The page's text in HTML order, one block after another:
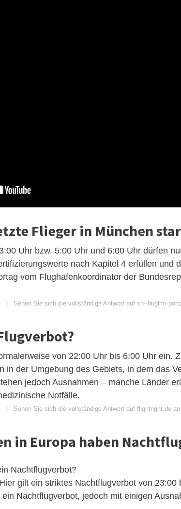
Flieger in München
Uhr bzw. 5:00 Uhr und 6:00 Uhr dürfen
nach Kapitel 4 erfüllen und
vom Flughafenkoordinator der
| Sehen Sie sich die vollständige Antwort auf xn--fluglrm-
von 22:00 Uhr bis 6:00 Uhr ein.
in der Umgebung des Gebiets, in dem das
jedoch Ausnahmen – manche Länder
Notfälle.
| Sehen Sie sich die vollständige Antwort auf flightright.de an
in Europa haben
Nachtflugverbot?
gilt ein striktes Nachtflugverbot von 23:00
Nachtflugverbot, jedoch mit einigen